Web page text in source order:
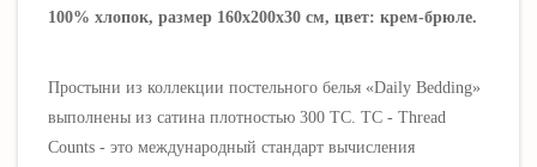
100% хлопок, размер 160х200х30 см, цвет: крем-брюле.
Простыни из коллекции постельного белья «Daily Bedding»
выполнены из сатина плотностью 300 ТС. ТС - Thread
Counts - это международный стандарт вычисления